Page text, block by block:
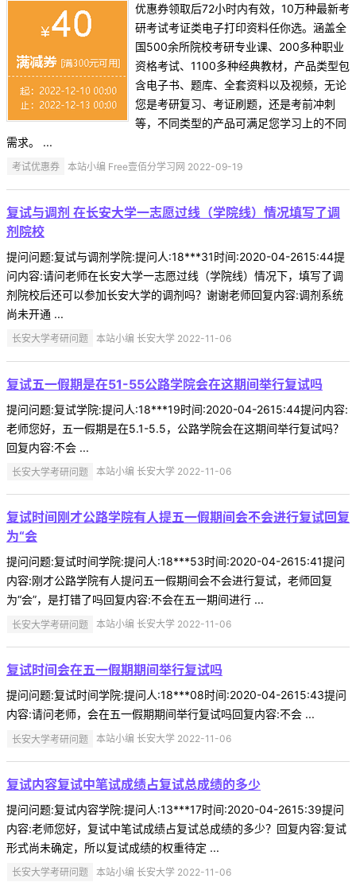
优惠券领取后72小时内有效，10万种最新考
研考试考证类电子打印资料任你选。涵盖全
国500余所院校考研专业课、200多种职业
资格考试、1100多种经典教材，产品类型包
含电子书、题库、全套资料以及视频，无论
您是考研复习、考证刷题，还是考前冲刺
等，不同类型的产品可满足您学习上的不同
需求。 ...
考试优惠券 本站小编 Free壹佰分学习网 2022-09-19
复试与调剂 在长安大学一志愿过线（学院线）情况填写了调
剂院校
提问问题:复试与调剂学院:提问人:18***31时间:2020-04-2615:44提
问内容:请问老师在长安大学一志愿过线（学院线）情况下，填写了调
剂院校后还可以参加长安大学的调剂吗？谢谢老师回复内容:调剂系统
尚未开通 ...
长安大学考研问题 本站小编 长安大学 2022-11-06
复试五一假期是在51-55公路学院会在这期间举行复试吗
提问问题:复试学院:提问人:18***19时间:2020-04-2615:44提问内容:
老师您好，五一假期是在5.1-5.5，公路学院会在这期间举行复试吗？
回复内容:不会 ...
长安大学考研问题 本站小编 长安大学 2022-11-06
复试时间刚才公路学院有人提五一假期间会不会进行复试回复
为“会
提问问题:复试时间学院:提问人:18***53时间:2020-04-2615:41提问
内容:刚才公路学院有人提问五一假期间会不会进行复试，老师回复
为“会”，是打错了吗回复内容:不会在五一期间进行 ...
长安大学考研问题 本站小编 长安大学 2022-11-06
复试时间会在五一假期期间举行复试吗
提问问题:复试时间学院:提问人:18***08时间:2020-04-2615:43提问
内容:请问老师，会在五一假期期间举行复试吗回复内容:不会 ...
长安大学考研问题 本站小编 长安大学 2022-11-06
复试内容复试中笔试成绩占复试总成绩的多少
提问问题:复试内容学院:提问人:13***17时间:2020-04-2615:39提问
内容:老师您好，复试中笔试成绩占复试总成绩的多少？回复内容:复试
形式尚未确定，所以复试成绩的权重待定 ...
长安大学考研问题 本站小编 长安大学 2022-11-06